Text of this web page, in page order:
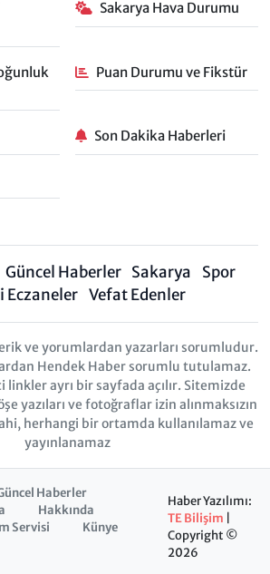
Sakarya Hava Durumu
Puan Durumu ve Fikstür
Son Dakika Haberleri
Güncel Haberler Sakarya
Spor
Eczaneler Vefat Edenler
ve yorumlardan yazarları sorumludur.
Hendek Haber sorumlu tutulamaz.
ayrı bir sayfada açılır. Sitemizde
yazıları ve fotoğraflar izin alınmaksızın
herhangi bir ortamda kullanılamaz ve
yayınlanamaz
Haberler
Hakkında
Servisi
Künye
Haber Yazılımı:
TE Bilişim
Copyright ©
2026